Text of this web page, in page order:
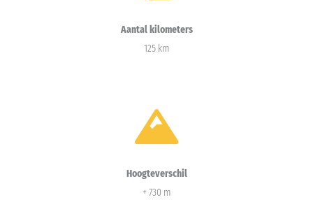
Aantal kilometers
125 km
Hoogteverschil
+ 730 m